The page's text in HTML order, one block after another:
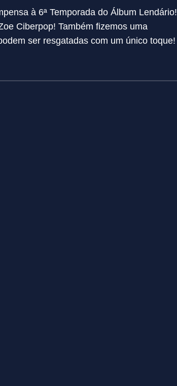
à 6ª Temporada do Álbum Lendário!
Ciberpop! Também fizemos uma
ser resgatadas com um único toque!